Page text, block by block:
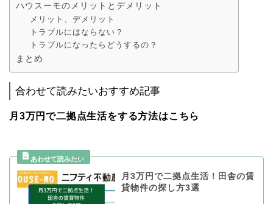
ハウスーモのメリットとデメリット
メリット、デメリット
トラブルにはならない？
トラブルになったらどうするの？
まとめ
合わせて読みたいおすすめ記事
月3万円で二拠点生活をする方法はこちら
月3万円で二拠点生活！田舎の賃
貸物件の探し方3選